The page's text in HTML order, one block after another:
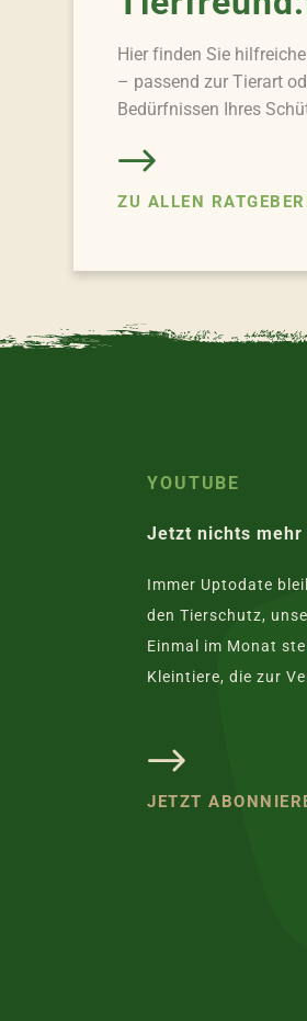
Hier finden Sie
– passend zur Tierart
Bedürfnissen Ihres
ZU ALLEN
YOUTUBE
Jetzt nichts mehr
Immer Uptodate
den Tierschutz,
Einmal im Monat
Kleintiere, die zur
JETZT